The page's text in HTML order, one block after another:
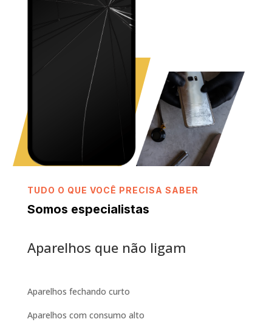
TUDO O QUE VOCÊ PRECISA SABER
Somos especialistas
Aparelhos que não ligam
Aparelhos fechando curto
Aparelhos com consumo alto